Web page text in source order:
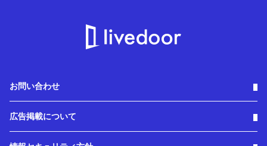
お問い合わせ
広告掲載について